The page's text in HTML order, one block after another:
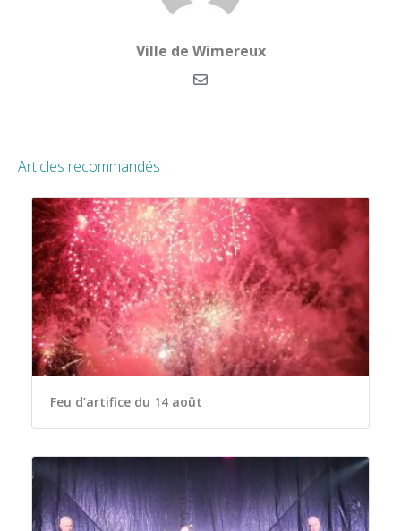
Ville de Wimereux
Articles recommandés
Feu d’artifice du 14 août